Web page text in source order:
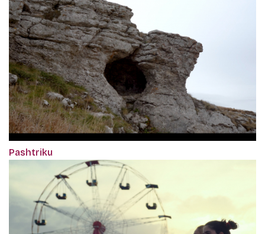
Pashtriku